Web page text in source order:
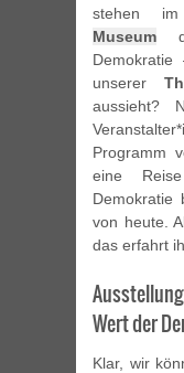
stehen
Museum
unserer
aussieht?
Programm
eine
Demokratie
von heute.
das erfahrt
Wert der
Klar, wir